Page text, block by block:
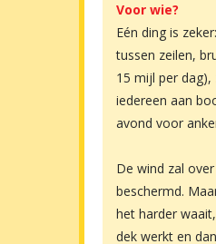
Voor wie?
Eén ding is
tussen zeilen,
15 mijl per
iedereen aan
avond voor
De wind zal
beschermd.
het harder
dek werkt en